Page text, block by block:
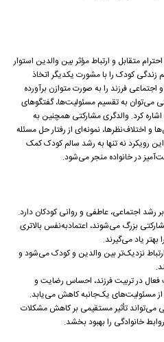
متقابل و ارتباط مؤثر بین والدین استوار
کودک را با مشورت یکدیگر اتخاذ
فرزند را به صورت متوازن برآورده
می‌توان به تقسیم مسئولیت‌ها، گفتگوهای
اشاره کرد. والدگری مشارکتی همچنین به
اختلاف‌نظرها، نمونه‌ای از رفتار حل مسئله
رویکرد نه تنها به رشد سالم کودک کمک
در خانواده منجر می‌شود.
رشد اجتماعی، عاطفی و روانی کودکان دارد.
بزرگ می‌شوند، اعتمادبه‌نفس بالاتری
یاد می‌گیرند.
نزدیک‌تر بین والدین و کودک می‌شود و
فعال در تربیت فرزند، احساس رضایت و
مسئولیت‌های یک‌جانبه کاهش می‌یابد.
می‌تواند تأثیر مستقیمی بر کاهش مشکلات
خانوادگی را بهبود بخشد.